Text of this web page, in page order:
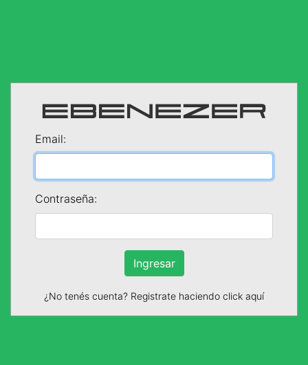
Email:
Contraseña:
Ingresar
¿No tenés cuenta? Registrate haciendo click aquí